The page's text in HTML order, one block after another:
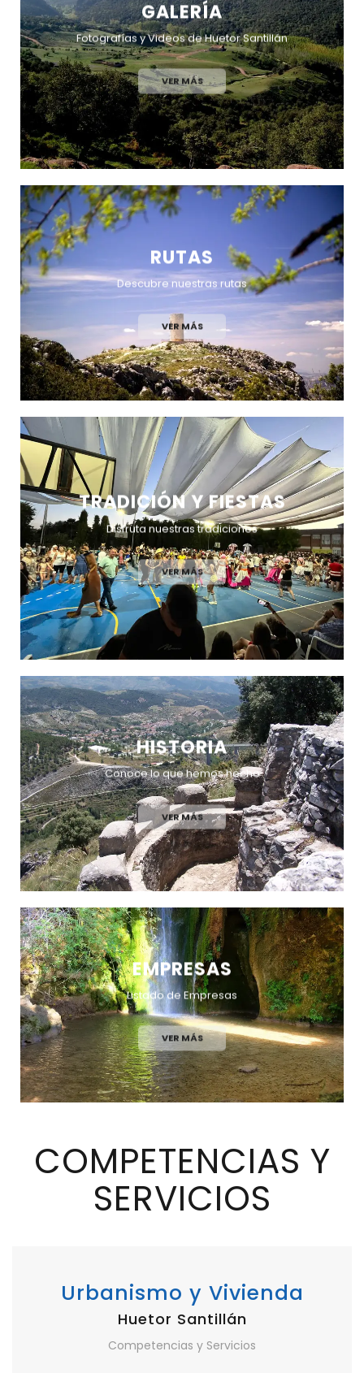
GALERÍA
Fotografías y Videos de Huetor Santillán
VER MÁS
RUTAS
Descubre nuestras rutas
VER MÁS
TRADICIÓN Y FIESTAS
Disfruta nuestras tradiciones
VER MÁS
HISTORIA
Conoce lo que hemos hecho
VER MÁS
EMPRESAS
Listado de Empresas
VER MÁS
COMPETENCIAS Y
SERVICIOS
Urbanismo y Vivienda
Huetor Santillán
Competencias y Servicios